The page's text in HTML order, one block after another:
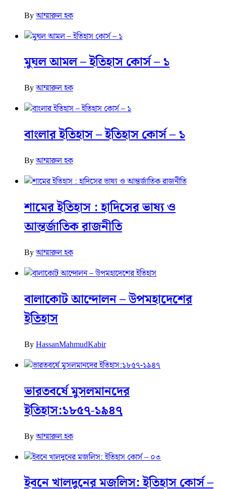
Byআম্মারুল হক
মুঘল আমল – ইতিহাস কোর্স – ১
Byআম্মারুল হক
বাংলার ইতিহাস – ইতিহাস কোর্স – ১
Byআম্মারুল হক
শামের ইতিহাস : হাদিসের ভাষ্য ও
আন্তর্জাতিক রাজনীতি
Byআম্মারুল হক
বালাকোট আন্দোলন – উপমহাদেশের
ইতিহাস
ByHassanMahmudKabir
ভারতবর্ষে মুসলমানদের
ইতিহাস:১৮৫৭-১৯৪৭
Byআম্মারুল হক
ইবনে খালদুনের মজলিস: ইতিহাস কোর্স –